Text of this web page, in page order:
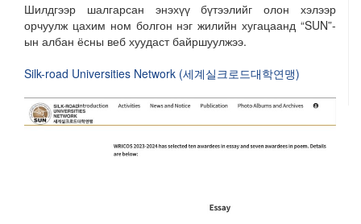
Шилдгээр шалгарсан энэхүү бүтээлийг олон хэлээр
орчуулж цахим ном болгон нэг жилийн хугацаанд “SUN”-
ын албан ёсны веб хуудаст байршуулжээ.
Silk-road Universities Network (세계실크로드대학연맹)